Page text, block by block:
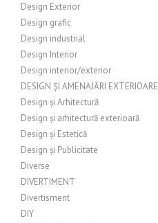
Design Exterior
Design grafic
Design industrial
Design Interior
Design interior/exterior
DESIGN ȘI AMENAJĂRI EXTERIOARE
Design și Arhitectură
Design și arhitectură exterioară
Design și Estetică
Design și Publicitate
Diverse
DIVERTIMENT
Divertisment
DIY